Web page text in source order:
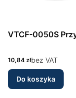
Cena
10,84 złbez VAT
Do koszyka